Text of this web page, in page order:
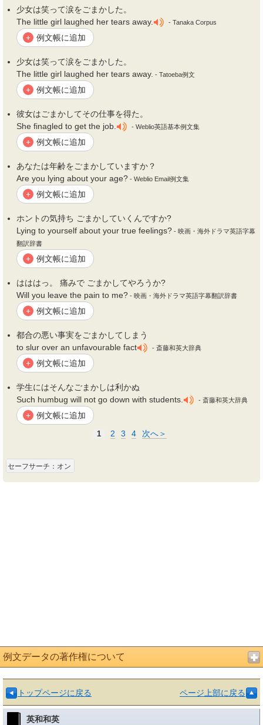
少女は笑って涙をごまかした。
The little girl laughed her tears away.
- Tanaka Corpus
+ 例文帳に追加
少女は笑って涙をごまかした。
The little girl laughed her tears away. - Tatoeba例文
+ 例文帳に追加
彼女はごまかしてその仕事を得た。
She finagled to get the job.
- Weblio英語基本例文集
+ 例文帳に追加
あなたは年齢をごまかしていますか？
Are you lying about your age? - Weblio Email例文集
+ 例文帳に追加
ホントの気持ち ごまかしていくんですか?
Lying to yourself about your true feelings? - 映画・海外ドラマ英語字幕
翻訳辞書
+ 例文帳に追加
はははっ。 痛みで ごまかしてやろうか?
Will you leave the pain to me? - 映画・海外ドラマ英語字幕翻訳辞書
+ 例文帳に追加
都合の悪い事実をごまかしてしまう
to slur over an unfavourable fact
- 斎藤和英大辞典
+ 例文帳に追加
学生にはそんなごまかしは利かぬ
Such humbug will not go down with students.
- 斎藤和英大辞典
+ 例文帳に追加
1 2 3 4 次へ＞
セーフサーチ：オン
例文データの著作権について
トップページに戻る ページ上部に戻る
英和和英